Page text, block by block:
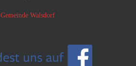
Gemeinde Walsdorf